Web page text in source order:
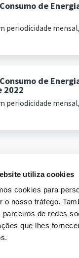
utiliza cookies
cookies para
o nosso tráfego.
parceiros de redes
que lhes
de
periodicidade
de
2022
periodicidade